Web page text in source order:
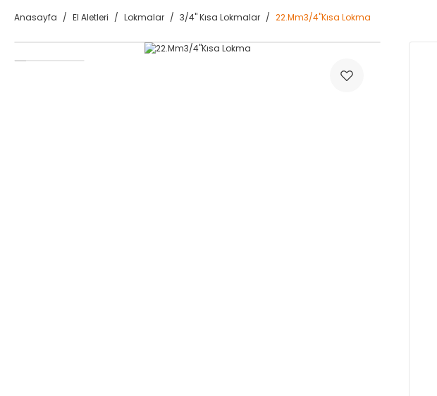
Anasayfa El Aletleri Lokmalar 3/4" Kısa Lokmalar 22.Mm3/4''Kısa Lokma